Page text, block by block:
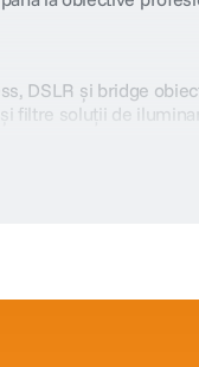
DSLR și bridge
filtre soluții de